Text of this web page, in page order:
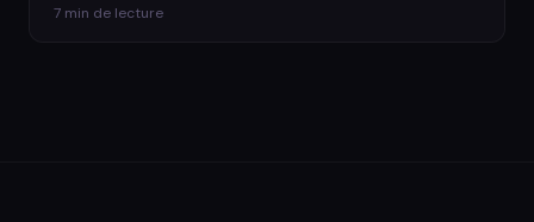
7 min de lecture